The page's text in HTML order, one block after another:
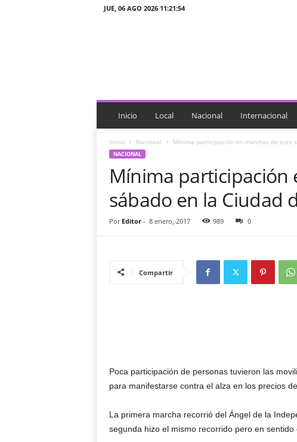
JUE, 06 AGO 2026 11:21:54
c
a
Inicio Local Nacional Internacional
Inicio Nacional Mínima participación en marchas de este
NACIONAL
Mínima participación
sábado en la Ciudad
Por Editor- 8 enero, 2017 989 0
Compartir
Poca participación de personas tuvieron las
para manifestarse contra el alza en los precios
La primera marcha recorrió del Ángel de la
segunda hizo el mismo recorrido pero en sentido